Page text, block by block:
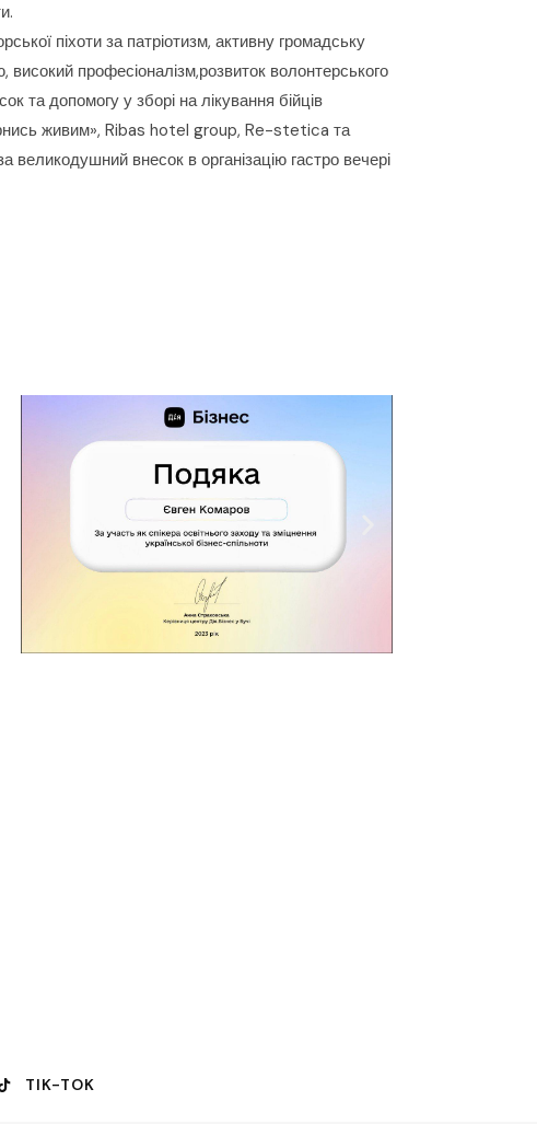
піхоти за патріотизм, активну громадську
високий професіоналізм,розвиток волонтерського
та допомогу у зборі на лікування бійців
живим», Ribas hotel group, Re-stetica та
великодушний внесок в організацію гастро вечері
TIK-TOK